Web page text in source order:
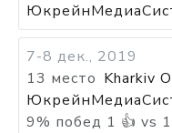
7-8 дек., 2019
13 место Kharkiv
9% побед 1 👍 vs